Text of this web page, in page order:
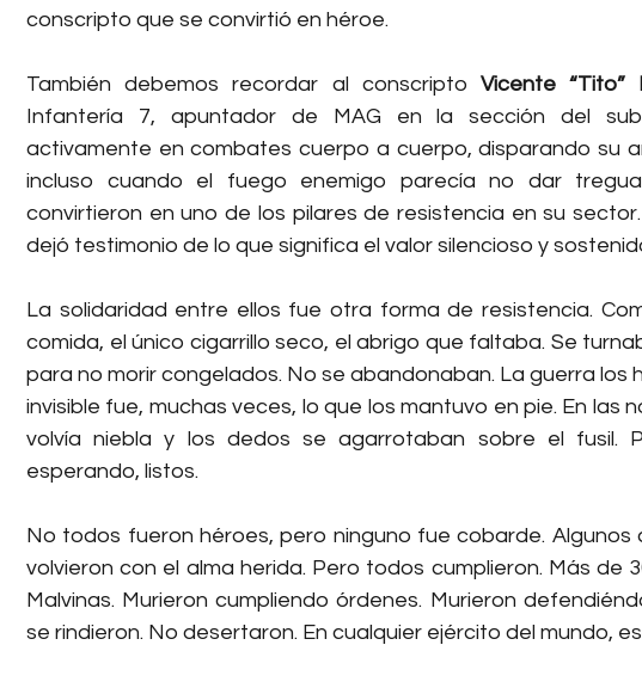
conscripto que se convirtió en héroe.
También debemos recordar al conscripto Vicente “Tito”
Infantería 7, apuntador de MAG en la sección del
activamente en combates cuerpo a cuerpo, disparando su
incluso cuando el fuego enemigo parecía no dar
convirtieron en uno de los pilares de resistencia en su
dejó testimonio de lo que significa el valor silencioso y
La solidaridad entre ellos fue otra forma de resistencia.
comida, el único cigarrillo seco, el abrigo que faltaba. Se
para no morir congelados. No se abandonaban. La guerra los
invisible fue, muchas veces, lo que los mantuvo en pie. En las
volvía niebla y los dedos se agarrotaban sobre el fusil.
esperando, listos.
No todos fueron héroes, pero ninguno fue cobarde.
volvieron con el alma herida. Pero todos cumplieron. Más de
Malvinas. Murieron cumpliendo órdenes. Murieron
se rindieron. No desertaron. En cualquier ejército del mundo,